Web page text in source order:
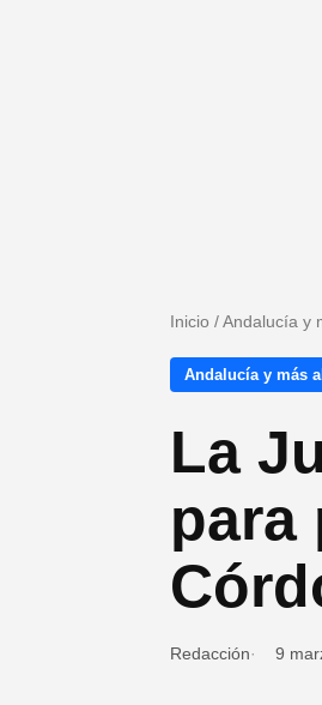
Inicio /Andalucía y
Andalucía y más
La
para
Redacción 9